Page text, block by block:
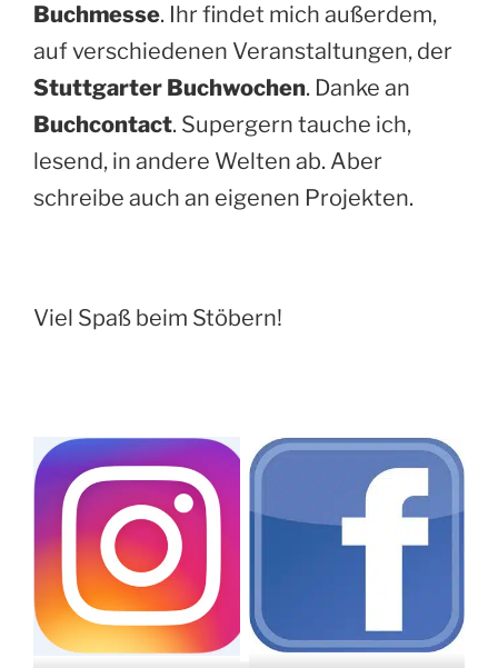
Buchmesse. Ihr findet mich außerdem,
auf verschiedenen Veranstaltungen, der
Stuttgarter Buchwochen. Danke an
Buchcontact. Supergern tauche ich,
lesend, in andere Welten ab. Aber
schreibe auch an eigenen Projekten.
Viel Spaß beim Stöbern!